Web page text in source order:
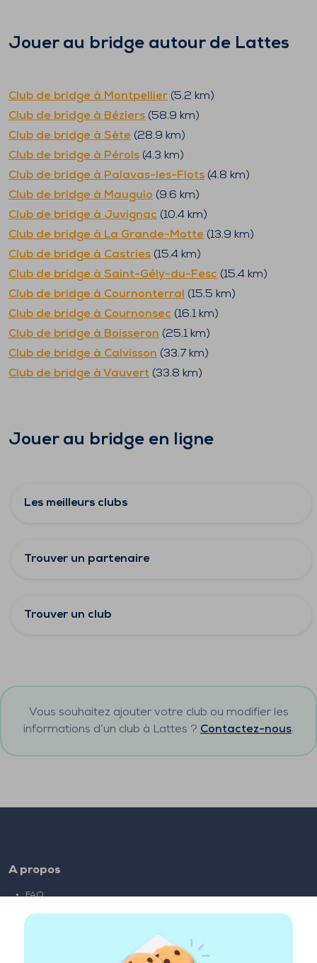
Jouer au bridge autour de Lattes
Club de bridge à Montpellier (5.2 km)
Club de bridge à Béziers (58.9 km)
Club de bridge à Sète (28.9 km)
Club de bridge à Pérols (4.3 km)
Club de bridge à Palavas-les-Flots (4.8 km)
Club de bridge à Mauguio (9.6 km)
Club de bridge à Juvignac (10.4 km)
Club de bridge à La Grande-Motte (13.9 km)
Club de bridge à Castries (15.4 km)
Club de bridge à Saint-Gély-du-Fesc (15.4 km)
Club de bridge à Cournonterral (15.5 km)
Club de bridge à Cournonsec (16.1 km)
Club de bridge à Boisseron (25.1 km)
Club de bridge à Calvisson (33.7 km)
Club de bridge à Vauvert (33.8 km)
Jouer au bridge en ligne
Les meilleurs clubs
Trouver un partenaire
Trouver un club
Vous souhaitez ajouter votre club ou modifier les
informations d’un club à Lattes ? Contactez-nous.
A propos
FAQ
Liens partenaires